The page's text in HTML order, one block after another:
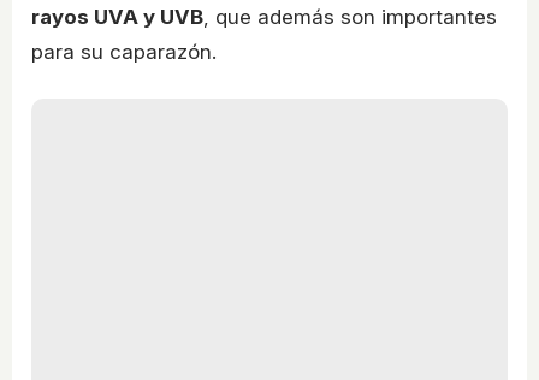
rayos UVA y UVB, que además son importantes
para su caparazón.